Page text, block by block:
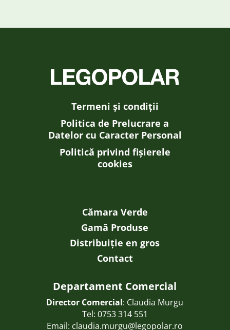
Termeni și condiții
Politica de Prelucrare a
Datelor cu Caracter Personal
Politică privind fișierele
cookies
Cămara Verde
Gamă Produse
Distribuiție en gros
Contact
Departament Comercial
Director Comercial: Claudia Murgu
Tel: 0753 314 551
Email: claudia.murgu@legopolar.ro